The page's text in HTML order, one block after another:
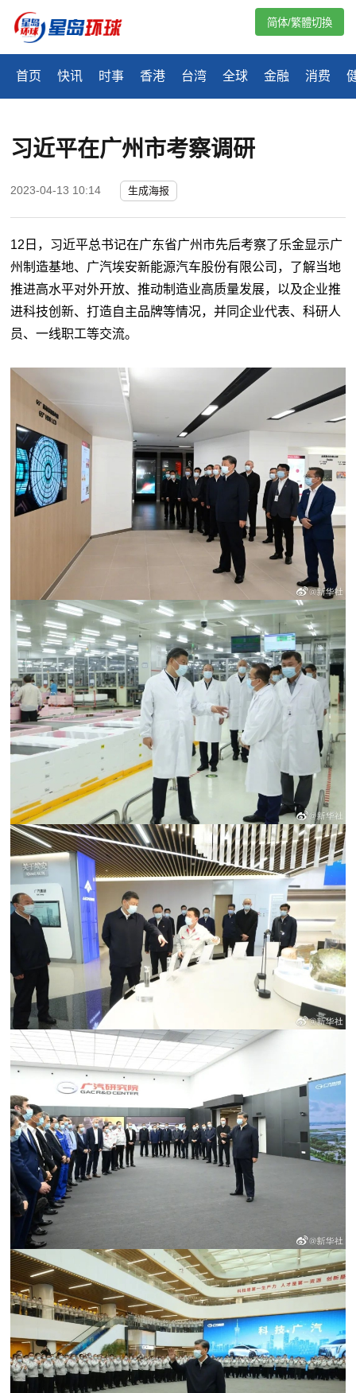
首页 快讯 时事 香港 台湾 全球 金融 消费
简体/繁體切換
习近平在广州市考察调研
2023-04-13 10:14 生成海报
12日，习近平总书记在广东省广州市先后考察了乐金显示广
州制造基地、广汽埃安新能源汽车股份有限公司，了解当地
推进高水平对外开放、推动制造业高质量发展，以及企业推
进科技创新、打造自主品牌等情况，并同企业代表、科研人
员、一线职工等交流。